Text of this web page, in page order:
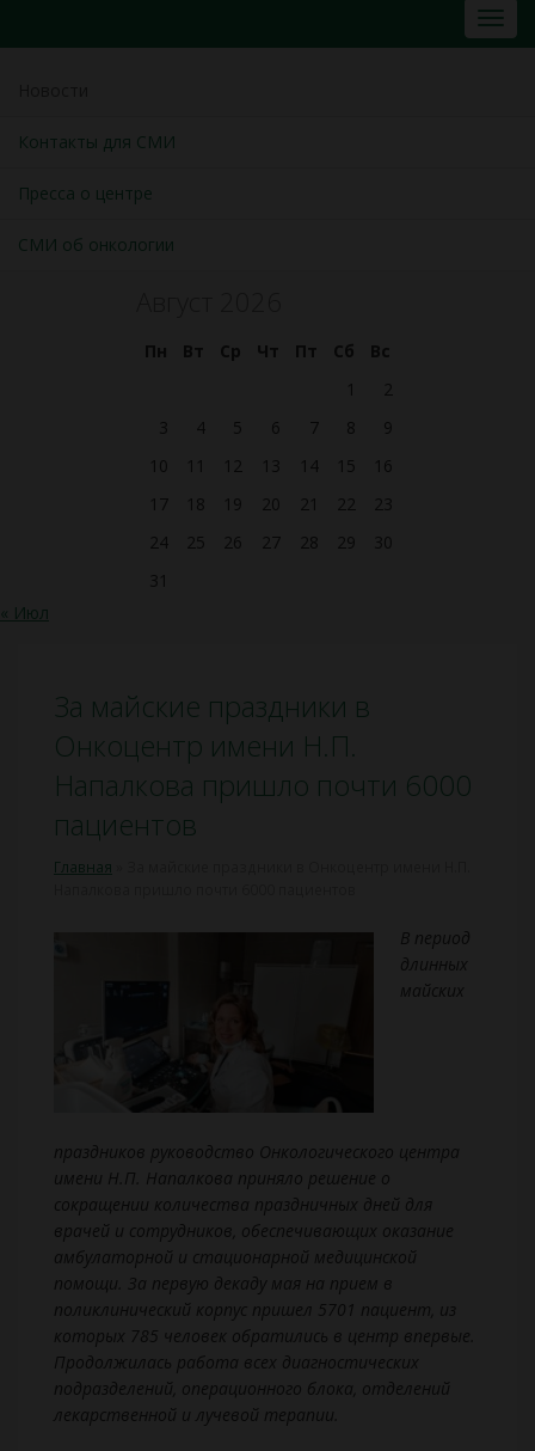
Контакты для СМИ
Пресса о центре
СМИ об онкологии
Пн Вт Ср Чт Пт Сб
Вс
1
2
3
4 5 6 7 8
9
10
11 12 13 14 15
16
17
18 19 20 21 22
23
24
25 26 27 28 29
30
31
« Июл
За майские праздники в
Онкоцентр имени Н.П.
Напалкова пришло почти 6000
пациентов
Главная
В период
длинных
майских
праздников руководство Онкологического центра
имени Н.П. Напалкова приняло решение о
сокращении количества праздничных дней для
врачей и сотрудников, обеспечивающих оказание
амбулаторной и стационарной медицинской
помощи. За первую декаду мая на прием в
поликлинический корпус пришел 5701 пациент, из
которых 785 человек обратились в центр впервые.
Продолжилась работа всех диагностических
подразделений, операционного блока, отделений
лекарственной и лучевой терапии.